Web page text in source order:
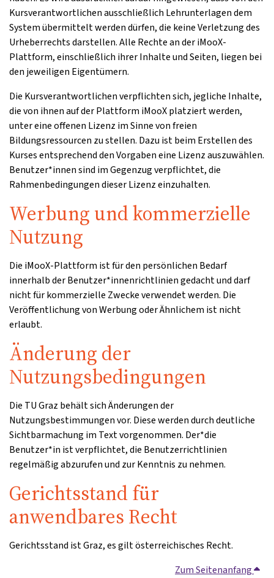
Kursverantwortlichen ausschließlich Lehrunterlagen dem
System übermittelt werden dürfen, die keine Verletzung des
Urheberrechts darstellen. Alle Rechte an der iMooX-
Plattform, einschließlich ihrer Inhalte und Seiten, liegen bei
den jeweiligen Eigentümern.
Die Kursverantwortlichen verpflichten sich, jegliche Inhalte,
die von ihnen auf der Plattform iMooX platziert werden,
unter eine offenen Lizenz im Sinne von freien
Bildungsressourcen zu stellen. Dazu ist beim Erstellen des
Kurses entsprechend den Vorgaben eine Lizenz auszuwählen.
Benutzer*innen sind im Gegenzug verpflichtet, die
Rahmenbedingungen dieser Lizenz einzuhalten.
Werbung und kommerzielle
Nutzung
Die iMooX-Plattform ist für den persönlichen Bedarf
innerhalb der Benutzer*innenrichtlinien gedacht und darf
nicht für kommerzielle Zwecke verwendet werden. Die
Veröffentlichung von Werbung oder Ähnlichem ist nicht
erlaubt.
Änderung der
Nutzungsbedingungen
Die TU Graz behält sich Änderungen der
Nutzungsbestimmungen vor. Diese werden durch deutliche
Sichtbarmachung im Text vorgenommen. Der*die
Benutzer*in ist verpflichtet, die Benutzerrichtlinien
regelmäßig abzurufen und zur Kenntnis zu nehmen.
Gerichtsstand für
anwendbares Recht
Gerichtsstand ist Graz, es gilt österreichisches Recht.
Zum Seitenanfang